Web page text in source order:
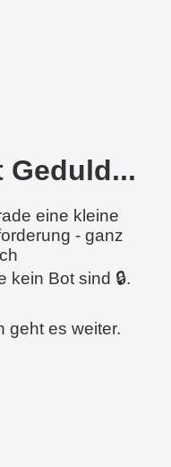
Geduld...
eine kleine
- ganz
kein Bot sind 🔒.
geht es weiter.